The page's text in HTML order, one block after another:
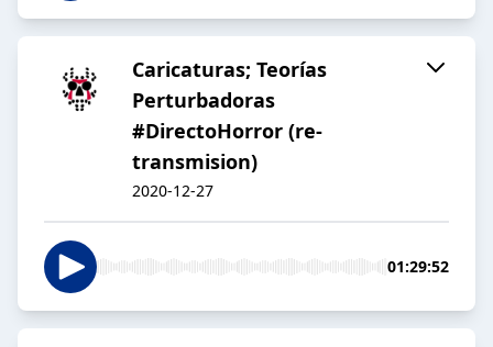
Caricaturas; Teorías
Perturbadoras
#DirectoHorror (re-
transmision)
2020-12-27
01:29:52